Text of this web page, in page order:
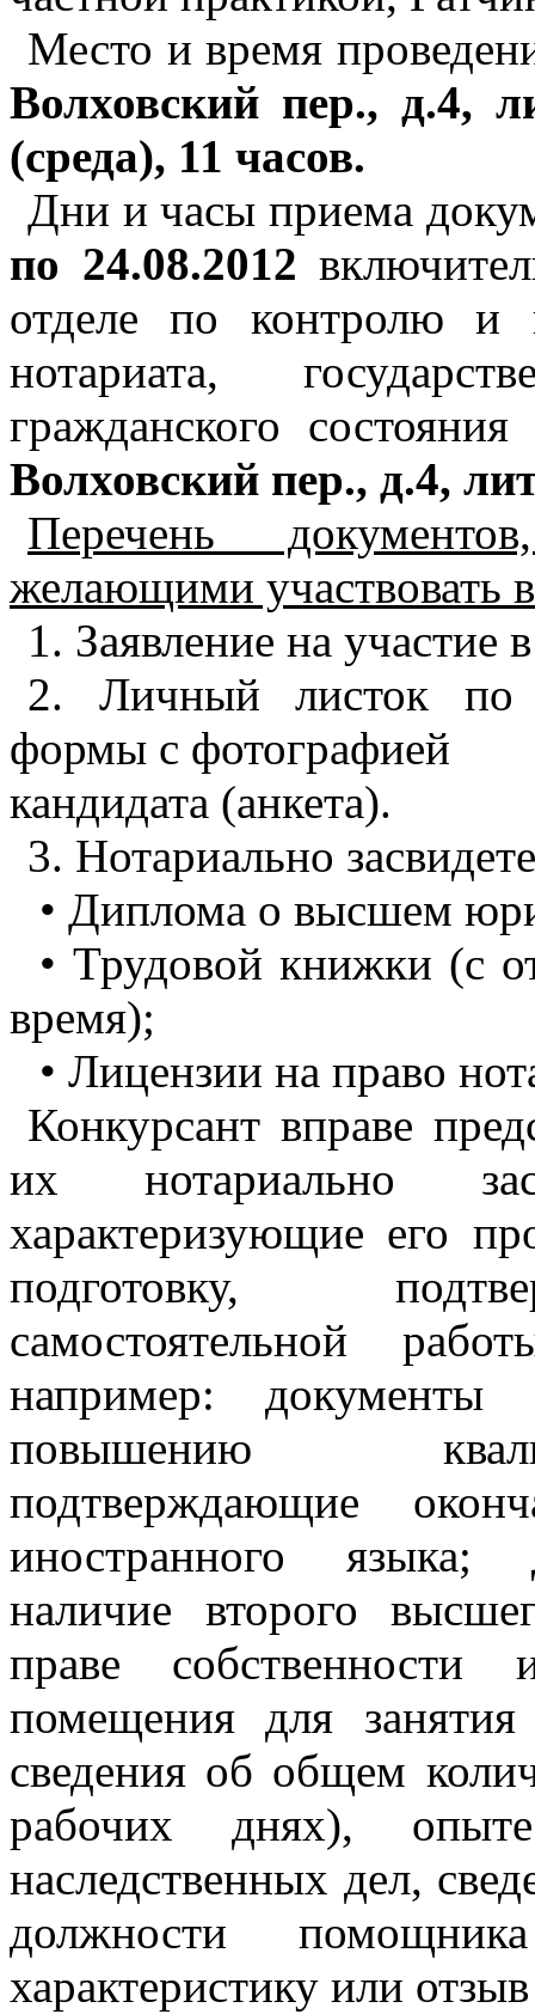
Место и время
Волховский пер., д.4,
(среда), 11 часов.
Дни и часы приема
по 24.08.2012
отделе по контролю и
нотариата,
гражданского
Волховский пер., д.4,
Перечень
желающими участвовать
1. Заявление на участие
2. Личный листок по
формы с фотографией
кандидата (анкета).
3. Нотариально
• Диплома о высшем
• Трудовой книжки (с
время);
• Лицензии на право
Конкурсант вправе
их нотариально
характеризующие его
подготовку,
самостоятельной
например:
повышению
подтверждающие
иностранного языка;
наличие второго
праве
помещения для занятия
сведения об общем
рабочих днях), опыте
наследственных дел,
должности
характеристику или